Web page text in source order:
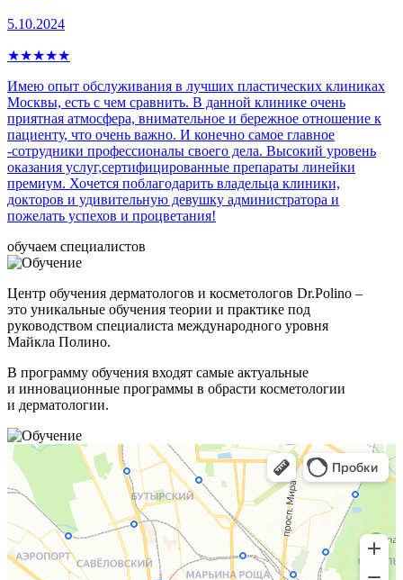
5.10.2024
★★★★★
Имею опыт обслуживания в лучших пластических клиниках
Москвы, есть с чем сравнить. В данной клинике очень
приятная атмосфера, внимательное и бережное отношение к
пациенту, что очень важно. И конечно самое главное
-сотрудники профессионалы своего дела. Высокий уровень
оказания услуг,сертифицированные препараты линейки
премиум. Хочется поблагодарить владельца клиники,
докторов и удивительную девушку администратора и
пожелать успехов и процветания!
обучаем специалистов
Центр обучения дерматологов и косметологов Dr.Polino –
это уникальные обучения теории и практике под
руководством специалиста международного уровня
Майкла Полино.
В программу обучения входят самые актуальные
и инновационные программы в обрасти косметологии
и дерматологии.